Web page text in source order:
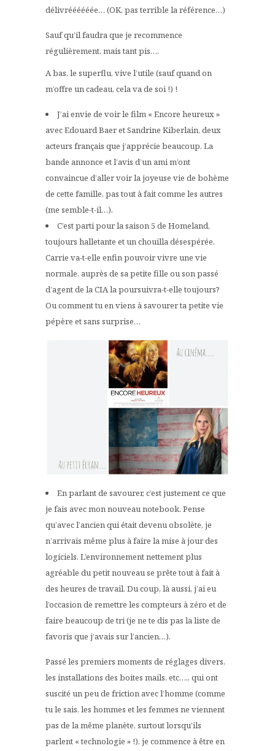
délivréééééée… (OK, pas terrible la référence…)
Sauf qu’il faudra que je recommence
régulièrement, mais tant pis….
A bas, le superflu, vive l’utile (sauf quand on
m’offre un cadeau, cela va de soi !) !
J’ai envie de voir le film « Encore heureux »
avec Edouard Baer et Sandrine Kiberlain, deux
acteurs français que j’apprécie beaucoup. La
bande annonce et l’avis d’un ami m’ont
convaincue d’aller voir la joyeuse vie de bohème
de cette famille, pas tout à fait comme les autres
(me semble-t-il…).
C’est parti pour la saison 5 de Homeland,
toujours halletante et un chouilla désespérée.
Carrie va-t-elle enfin pouvoir vivre une vie
normale, auprès de sa petite fille ou son passé
d’agent de la CIA la poursuivra-t-elle toujours?
Ou comment tu en viens à savourer ta petite vie
pépère et sans surprise…
En parlant de savourer, c’est justement ce que
je fais avec mon nouveau notebook. Pense
qu’avec l’ancien qui était devenu obsolète, je
n’arrivais même plus à faire la mise à jour des
logiciels. L’environnement nettement plus
agréable du petit nouveau se prête tout à fait à
des heures de travail. Du coup, là aussi, j’ai eu
l’occasion de remettre les compteurs à zéro et de
faire beaucoup de tri (je ne te dis pas la liste de
favoris que j’avais sur l’ancien…).
Passé les premiers moments de réglages divers,
les installations des boites mails, etc…., qui ont
suscité un peu de friction avec l’homme (comme
tu le sais, les hommes et les femmes ne viennent
pas de la même planète, surtout lorsqu’ils
parlent « technologie » !), je commence à être en